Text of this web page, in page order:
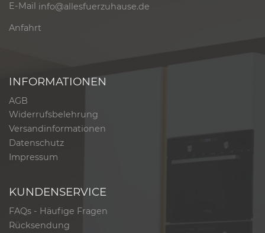
E-Mail info@allesfuerzuhause.de
Anfahrt
INFORMATIONEN
AGB
Widerrufsbelehrung
Versandinformationen
Datenschutz
Impressum
KUNDENSERVICE
FAQs - Häufige Fragen
Rücksendung